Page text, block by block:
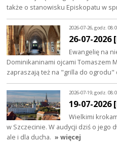
także o stanowisku Episkopatu w
2026-07-26, godz.
26-07-
Ewangelię na
Dominikaninami ojcami Tomaszem
zapraszają też na "grilla do
2026-07-19, godz.
19-07-
Wielkimi
w Szczecinie. W audycji dziś o jego
ale i dla ducha. » więcej